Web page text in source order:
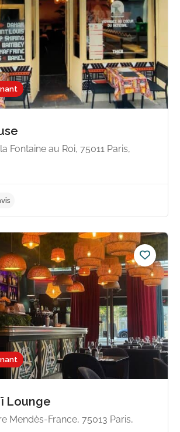
Fontaine au Roi, 75011 Paris,
Lounge
Mendès-France, 75013 Paris,